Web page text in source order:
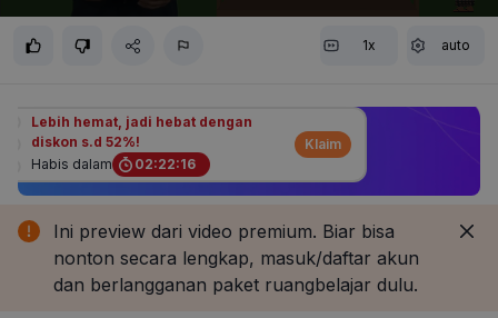
1x auto
Lebih hemat, jadi hebat dengan
diskon s.d 52%!
Habis dalam
02:22:16
Klaim
Ini preview dari video premium. Biar bisa
nonton secara lengkap, masuk/daftar akun
dan berlangganan paket ruangbelajar dulu.